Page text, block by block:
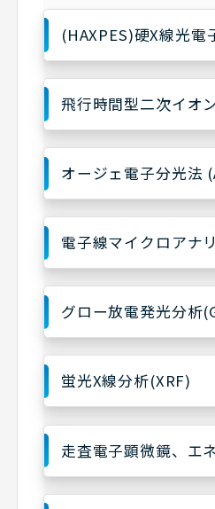
(HAXPES)硬X線光電
飛行時間型二次イオン質量分
オージェ電子分光法 (AES)【電界
電子線マイクロアナリシス
グロー放電発光分析
蛍光X線分析(XRF)
走査電子顕微鏡、エネルギー分散型X